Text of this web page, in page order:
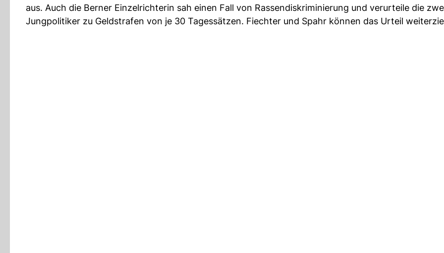
aus. Auch die Berner Einzelrichterin sah einen Fall von Rassendiskriminierung und verurteile die
Jungpolitiker zu Geldstrafen von je 30 Tagessätzen. Fiechter und Spahr können das Urteil